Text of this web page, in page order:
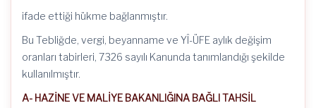
ifade ettiği hükme bağlanmıştır.
Bu Tebliğde, vergi, beyanname ve YÎ-ÜFE aylık değişim
oranları tabirleri, 7326 sayılı Kanunda tanımlandığı şekilde
kullanılmıştır.
A- HAZİNE VE MALİYE BAKANLIĞINA BAĞLI TAHSİL